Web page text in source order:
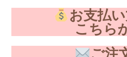
お支払
こちら
ご注